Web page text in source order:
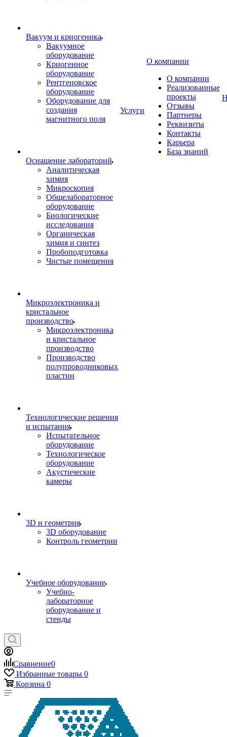
Вакуум и криогеника
Вакуумное
оборудование
Криогенное
оборудование
Рентгеновское
оборудование
Оборудование для
создания
магнитного поля
Оснащение лабораторий
Аналитическая
химия
Микроскопия
Общелабораторное
оборудование
Биологические
исследования
Органическая
химия и синтез
Пробоподготовка
Чистые помещения
Микроэлектроника и
кристальное
производство
Микроэлектроника
и кристальное
производство
Производство
полупроводниковых
пластин
Технологические решения
и испытания
Испытательное
оборудование
Технологическое
оборудование
Акустические
камеры
3D и геометрия
3D оборудование
Контроль геометрии
Учебное оборудование
Учебно-
лабораторное
оборудование и
стенды
Услуги
О компании
О компании
Реализованные
проекты
Отзывы
Партнеры
Реквизиты
Контакты
Карьера
База знаний
Сравнение0
Избранные товары 0
Корзина 0